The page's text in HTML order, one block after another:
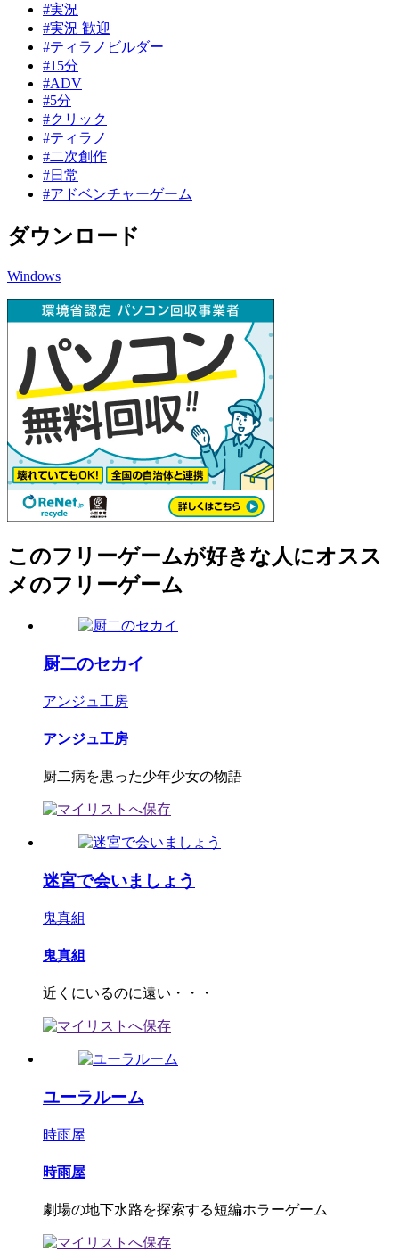
#実況
#実況 歓迎
#ティラノビルダー
#15分
#ADV
#5分
#クリック
#ティラノ
#二次創作
#日常
#アドベンチャーゲーム
ダウンロード
Windows
このフリーゲームが好きな人にオスス
メのフリーゲーム
厨二のセカイ
アンジュ工房
アンジュ工房
厨二病を患った少年少女の物語
迷宮で会いましょう
鬼真組
鬼真組
近くにいるのに遠い・・・
ユーラルーム
時雨屋
時雨屋
劇場の地下水路を探索する短編ホラーゲーム